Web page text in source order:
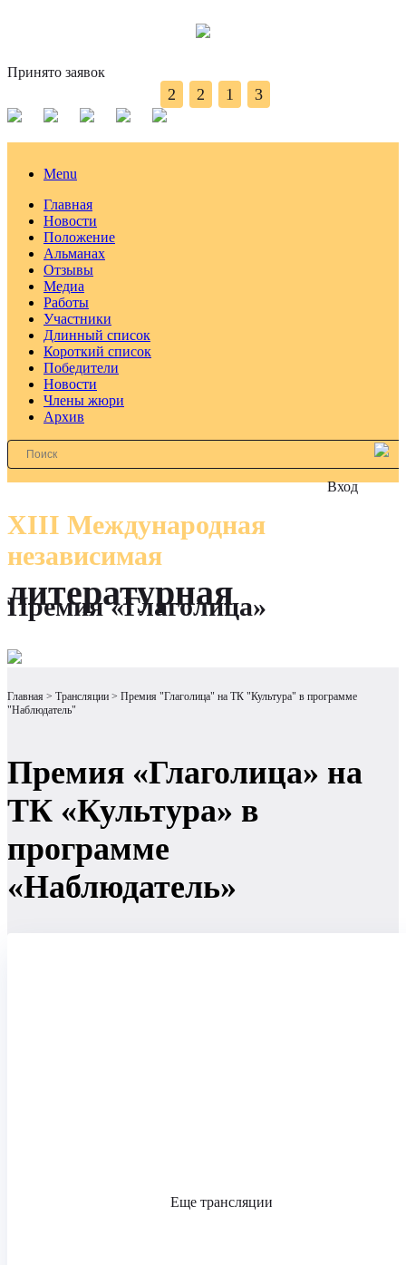
Принято заявок
2 2 1 3
Menu
Главная
Новости
Положение
Альманах
Отзывы
Медиа
Работы
Участники
Длинный список
Короткий список
Победители
Новости
Члены жюри
Архив
Вход
XIII Международная
независимая
литературная
Премия «Глаголица»
Главная Трансляции
Премия "Глаголица" на ТК "Культура" в программе
"Наблюдатель"
Премия «Глаголица» на
ТК «Культура» в
программе
«Наблюдатель»
Еще трансляции